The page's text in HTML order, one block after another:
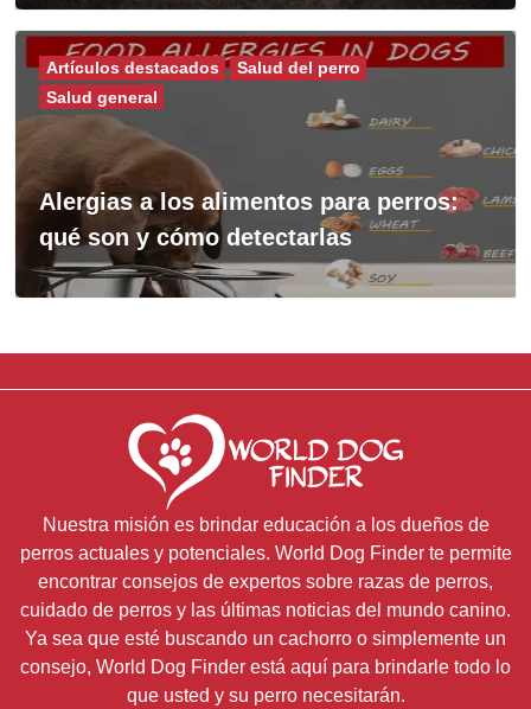
Alergias a los alimentos para perros:
qué son y cómo detectarlas
Artículos destacados
Salud del perro
Salud general
Nuestra misión es brindar educación a los dueños de
perros actuales y potenciales. World Dog Finder te permite
encontrar consejos de expertos sobre razas de perros,
cuidado de perros y las últimas noticias del mundo canino.
Ya sea que esté buscando un cachorro o simplemente un
consejo, World Dog Finder está aquí para brindarle todo lo
que usted y su perro necesitarán.